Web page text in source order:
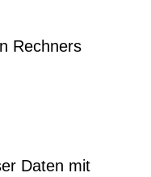
Rechners
Daten mit